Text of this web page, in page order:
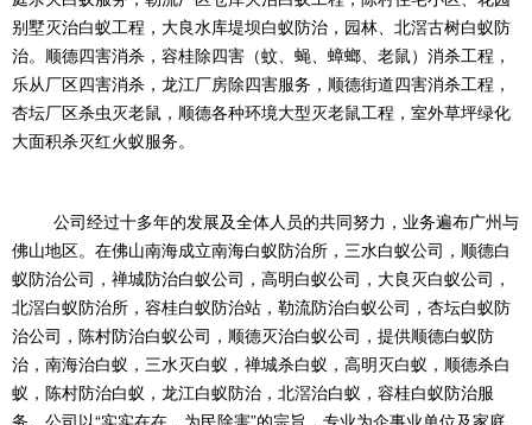
别墅灭治白蚁工程，大良水库堤坝白蚁防治，园林、北滘古树白蚁防
治。顺德四害消杀，容桂除四害（蚊、蝇、蟑螂、老鼠）消杀工程，
乐从厂区四害消杀，龙江厂房除四害服务，顺德街道四害消杀工程，
杏坛厂区杀虫灭老鼠，顺德各种环境大型灭老鼠工程，室外草坪绿化
大面积杀灭红火蚁服务。
公司经过十多年的发展及全体人员的共同努力，业务遍布广州与
佛山地区。在佛山南海成立南海白蚁防治所，三水白蚁公司，顺德白
蚁防治公司，禅城防治白蚁公司，高明白蚁公司，大良灭白蚁公司，
北滘白蚁防治所，容桂白蚁防治站，勒流防治白蚁公司，杏坛白蚁防
治公司，陈村防治白蚁公司，顺德灭治白蚁公司，提供顺德白蚁防
治，南海治白蚁，三水灭白蚁，禅城杀白蚁，高明灭白蚁，顺德杀白
蚁，陈村防治白蚁，龙江白蚁防治，北滘治白蚁，容桂白蚁防治服